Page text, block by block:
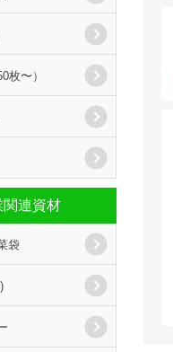
枚〜）
関連資材
袋